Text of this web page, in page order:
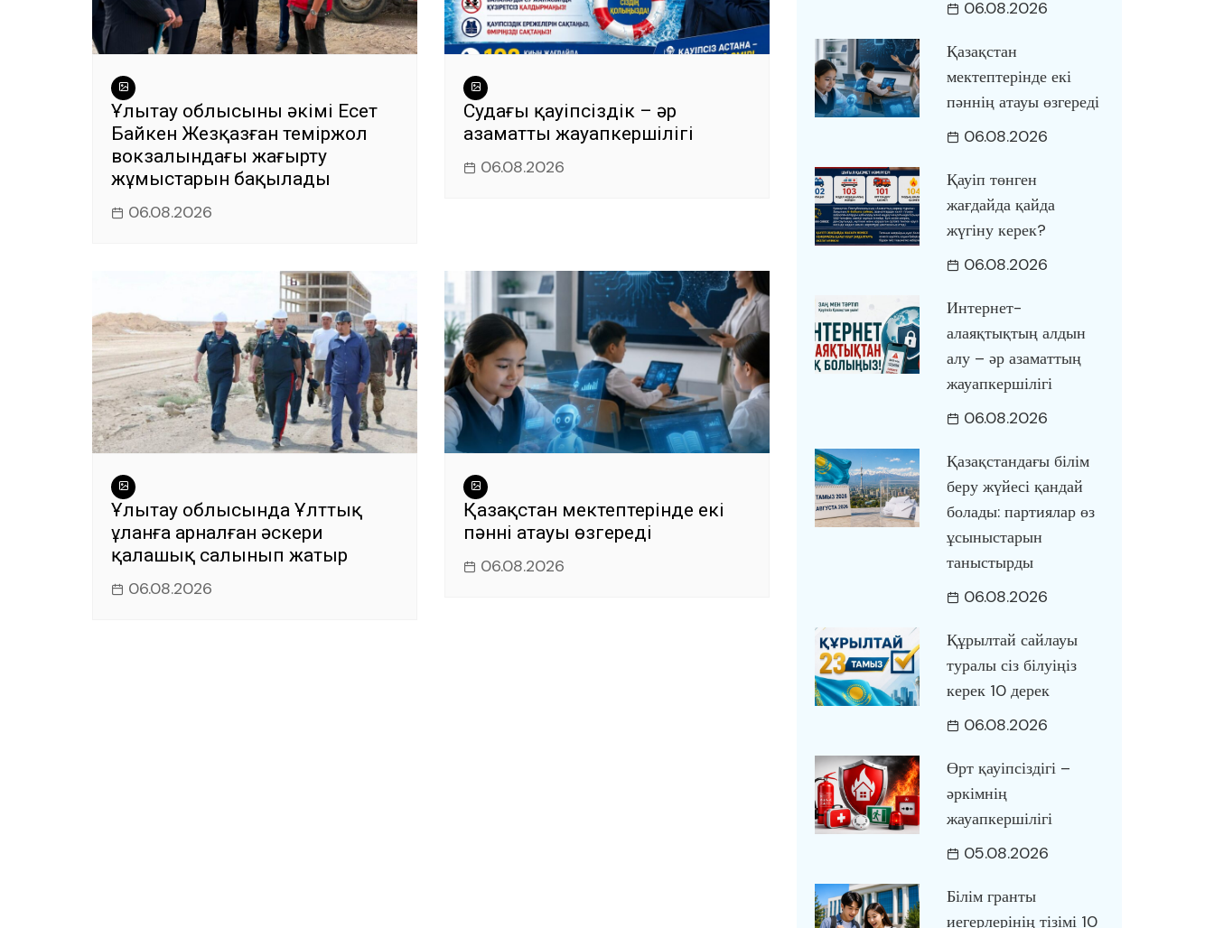
Ұлытау облысының әкімі Есет
Байкен Жезқазған теміржол
вокзалындағы жаңғырту
жұмыстарын бақылады
06.08.2026
Судағы қауіпсіздік – әр
азаматтың жауапкершілігі
06.08.2026
Ұлытау облысында Ұлттық
ұланға арналған әскери
қалашық салынып жатыр
06.08.2026
Қазақстан мектептерінде екі
пәннің атауы өзгереді
06.08.2026
06.08.2026
Қазақстан
мектептерінде екі
пәннің атауы өзгереді
06.08.2026
Қауіп төнген
жағдайда қайда
жүгіну керек?
06.08.2026
Интернет-
алаяқтықтың алдын
алу – әр азаматтың
жауапкершілігі
06.08.2026
Қазақстандағы білім
беру жүйесі қандай
болады: партиялар өз
ұсыныстарын
таныстырды
06.08.2026
Құрылтай сайлауы
туралы сіз білуіңіз
керек 10 дерек
06.08.2026
Өрт қауіпсіздігі –
әркімнің
жауапкершілігі
05.08.2026
Білім гранты
иегерлерінің тізімі 10